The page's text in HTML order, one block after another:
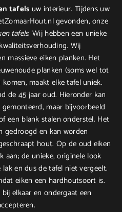
tafelsuw interieur. Tijdens uw
gevonden, onze
tafels. Wij hebben een unieke
Wij
massieve eiken planken. Het
planken (soms wel tot
maakt elke tafel uniek.
de 45 jaar oud. Hieronder kan
maar bijvoorbeeld
een blank stalen onderstel. Het
gedroogd en kan worden
hout. Op de oud eiken
aan; de unieke, originele look
en dus de tafel niet vergeelt.
eiken een hardhoutsoort is.
elkaar en ondergaat een